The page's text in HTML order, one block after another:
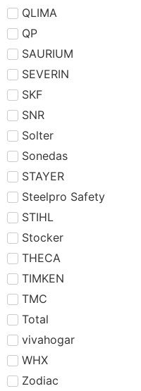
QLIMA
QP
SAURIUM
SEVERIN
SKF
SNR
Solter
Sonedas
STAYER
Steelpro Safety
STIHL
Stocker
THECA
TIMKEN
TMC
Total
vivahogar
WHX
Zodiac